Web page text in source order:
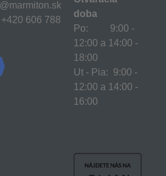
606 788
doba
Po: 9:00 -
12:00 a 14:00 -
18:00
Ut - Pia: 9:00 -
12:00 a 14:00 -
16:00